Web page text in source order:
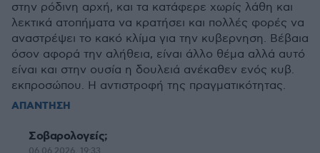
στην ρόδινη αρχή, και τα κατάφερε χωρίς λάθη και
λεκτικά ατοπήματα να κρατήσει και πολλές φορές να
αναστρέψει το κακό κλίμα για την κυβερνηση. Βέβαια
όσον αφορά την αλήθεια, είναι άλλο θέμα αλλά αυτό
είναι και στην ουσία η δουλειά ανέκαθεν ενός κυβ.
εκπροσώπου. Η αντιστροφή της πραγματικότητας.
ΑΠΑΝΤΗΣΗ
Σοβαρολογείς;